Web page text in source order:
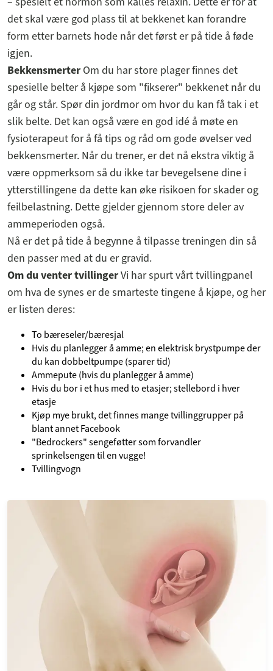
det skal være god plass til at bekkenet kan forandre
form etter barnets hode når det først er på tide å føde
igjen.
Bekkensmerter Om du har store plager finnes det
spesielle belter å kjøpe som "fikserer" bekkenet når du
går og står. Spør din jordmor om hvor du kan få tak i et
slik belte. Det kan også være en god idé å møte en
fysioterapeut for å få tips og råd om gode øvelser ved
bekkensmerter. Når du trener, er det nå ekstra viktig å
være oppmerksom så du ikke tar bevegelsene dine i
ytterstillingene da dette kan øke risikoen for skader og
feilbelastning. Dette gjelder gjennom store deler av
ammeperioden også.
Nå er det på tide å begynne å tilpasse treningen din så
den passer med at du er gravid.
Om du venter tvillingerVi har spurt vårt tvillingpanel
om hva de synes er de smarteste tingene å kjøpe, og her
er listen deres:
To bæreseler/bæresjal
Hvis du planlegger å amme; en elektrisk brystpumpe der
du kan dobbeltpumpe (sparer tid)
Ammepute (hvis du planlegger å amme)
Hvis du bor i et hus med to etasjer; stellebord i hver
etasje
Kjøp mye brukt, det finnes mange tvillinggrupper på
blant annet Facebook
"Bedrockers" sengeføtter som forvandler
sprinkelsengen til en vugge!
Tvillingvogn